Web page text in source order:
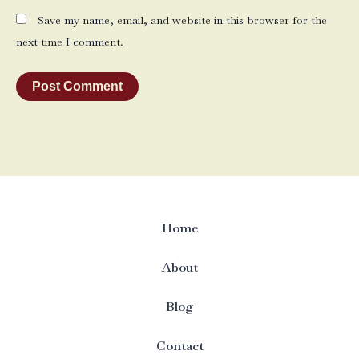
Save my name, email, and website in this browser for the
next time I comment.
Home
About
Blog
Contact